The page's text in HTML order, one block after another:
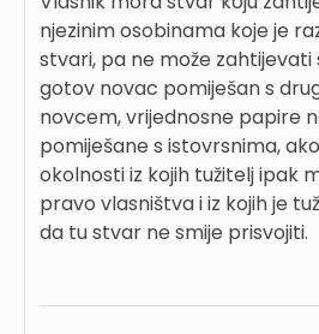
njezinim osobinama koje je
stvari, pa ne može
gotov novac pomiješan s
novcem, vrijednosne papire
pomiješane s istovrsnima,
okolnosti iz kojih tužitelj ipak
pravo vlasništva i iz kojih je
da tu stvar ne smije prisvojiti.